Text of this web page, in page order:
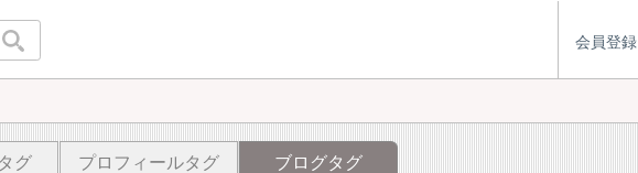
会員登録
グ プロフィールタグ ブログタグ